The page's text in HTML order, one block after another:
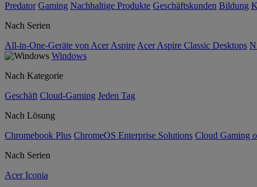
Predator Gaming Nachhaltige Produkte Geschäftskunden Bildung
Nach Serien
All-in-One-Geräte von Acer Aspire Acer Aspire Classic Desktops
Windows
Nach Kategorie
Geschäft Cloud-Gaming Jeden Tag
Nach Lösung
Chromebook Plus ChromeOS Enterprise Solutions Cloud Gaming
Nach Serien
Acer Iconia